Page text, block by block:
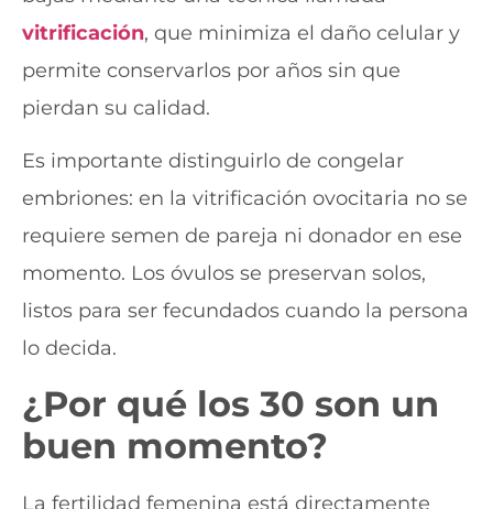
vitrificación, que minimiza el daño celular y
permite conservarlos por años sin que
pierdan su calidad.
Es importante distinguirlo de congelar
embriones: en la vitrificación ovocitaria no se
requiere semen de pareja ni donador en ese
momento. Los óvulos se preservan solos,
listos para ser fecundados cuando la persona
lo decida.
¿Por qué los 30 son un
buen momento?
La fertilidad femenina está directamente